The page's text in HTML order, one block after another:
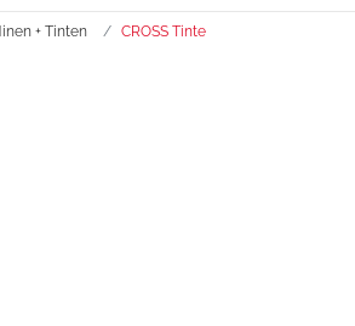
+ Tinten CROSS Tinte